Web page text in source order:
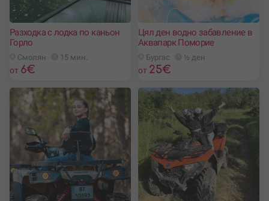
Разходка с лодка по каньон
Горло
Смолян 15 мин.
от 6€
Цял ден водно забавление в
Аквапарк Поморие
Бургас ½ ден
от 25€